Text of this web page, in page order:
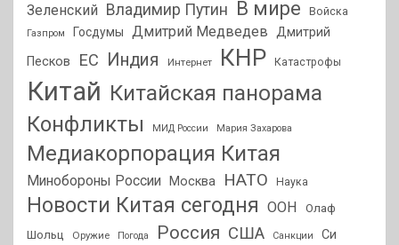
Зеленский
Владимир Путин В мире Войска
Газпром Госдумы Дмитрий Медведев Дмитрий
Песков
ЕС Индия Интернет КНР Катастрофы
Китай Китайская панорама
Конфликты
МИД России Мария Захарова
Медиакорпорация Китая
Минобороны России Москва НАТО Наука
Новости Китая сегодня ООН
Олаф
Шольц
Оружие Погода Россия США Санкции
Си